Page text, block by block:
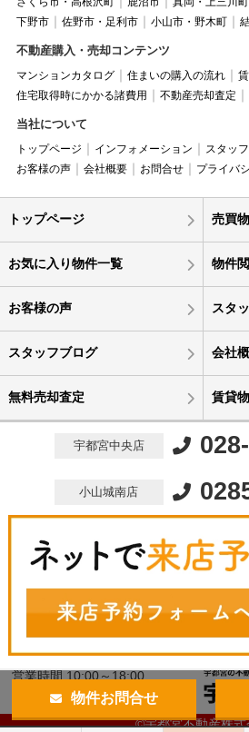
物件お問合せ
下野市
佐野市・足利市 小山市・野木町
不動産購入・売却コンテンツ
マンションカタログ 住まいの購入の流れ
住宅取得時にかかる諸費用
不動産売却査定
当社について
トップページ インフォメーション スタッ
お客様の声
会社概要 お問合せ プライバ
トップページ 売買
お気に入り物件一覧 物件
お客様の声 スタ
スタッフブログ 会社
無料売却査定 賃貸
宇都宮中央店
小山城南店
営業時間 10:00～18:00
定休日 水曜定休
©宇都宮不動産株式